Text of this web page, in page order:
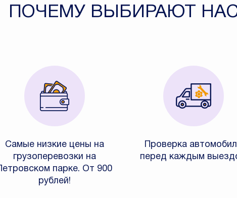
ПОЧЕМУ ВЫБИРАЮТ
Самые низкие цены на
грузоперевозки на
Петровском парке. От 900
рублей!
Проверка
перед каждым